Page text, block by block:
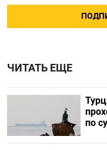
ЧИТАТЬ ЕЩЕ
по